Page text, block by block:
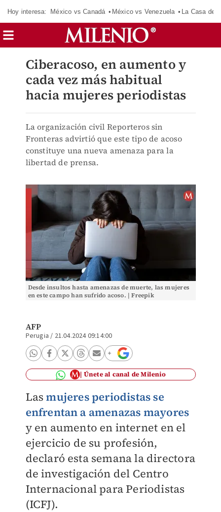
Hoy interesa: México vs Canadá México vs Venezuela La Casa de
Ciberacoso, en aumento y
cada vez más habitual
hacia mujeres periodistas
La organización civil Reporteros sin
Fronteras advirtió que este tipo de acoso
constituye una nueva amenaza para la
libertad de prensa.
Desde insultos hasta amenazas de muerte, las mujeres
en este campo han sufrido acoso. | Freepik
AFP
Perugia / 21.04.2024 09:14:00
Únete al canal de Milenio
Lasmujeres periodistas se
enfrentan a amenazas mayores
y en aumento en internet en el
ejercicio de su profesión,
declaró esta semana la directora
de investigación del Centro
Internacional para Periodistas
(ICFJ).